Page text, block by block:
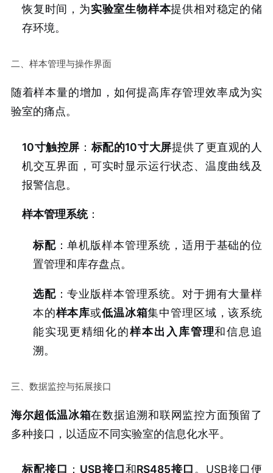
恢复时间，为实验室生物样本提供相对稳定的储
存环境。
二、样本管理与操作界面
随着样本量的增加，如何提高库存管理效率成为实
验室的痛点。
10寸触控屏 ：标配的10寸大屏提供了更直观的人
机交互界面，可实时显示运行状态、温度曲线及
报警信息。
样本管理系统：
标配：单机版样本管理系统，适用于基础的位
置管理和库存盘点。
选配：专业版样本管理系统。对于拥有大量样
本的样本库或低温冰箱集中管理区域，该系统
能实现更精细化的样本出入库管理和信息追
溯。
三、数据监控与拓展接口
海尔超低温冰箱在数据追溯和联网监控方面预留了
多种接口，以适应不同实验室的信息化水平。
标配接口 ： USB接口和RS485接口。USB接口便